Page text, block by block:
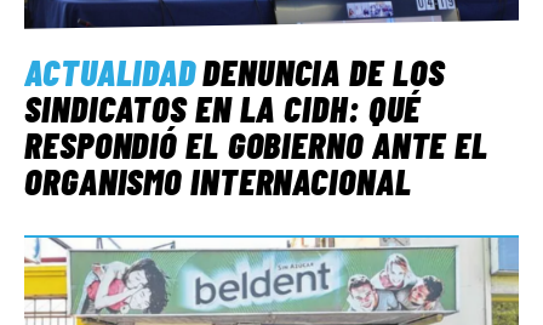
ACTUALIDADDENUNCIA DE LOS
SINDICATOS EN LA CIDH: QUÉ
RESPONDIÓ EL GOBIERNO ANTE EL
ORGANISMO INTERNACIONAL